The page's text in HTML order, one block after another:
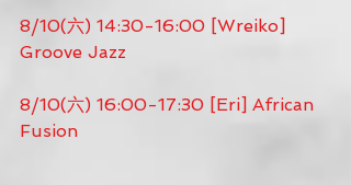
8/10(六) 14:30-16:00 [Wreiko]
Groove Jazz
8/10(六) 16:00-17:30 [Eri] African
Fusion